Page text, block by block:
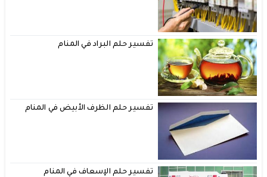
تفسير حلم البراد في المنام
تفسير حلم الظرف الأبيض في المنام
تفسير حلم الإسعاف في المنام